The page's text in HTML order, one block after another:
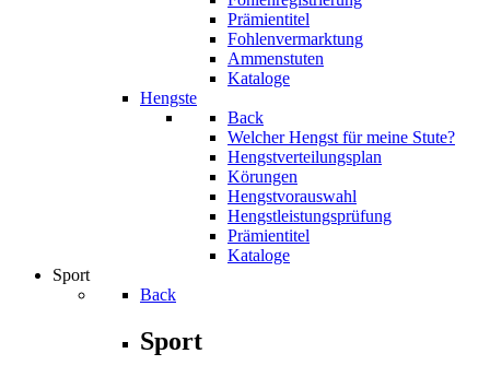
Prämientitel
Fohlenvermarktung
Ammenstuten
Kataloge
Hengste
Back
Welcher Hengst für meine Stute?
Hengstverteilungsplan
Körungen
Hengstvorauswahl
Hengstleistungsprüfung
Prämientitel
Kataloge
Sport
Back
Sport